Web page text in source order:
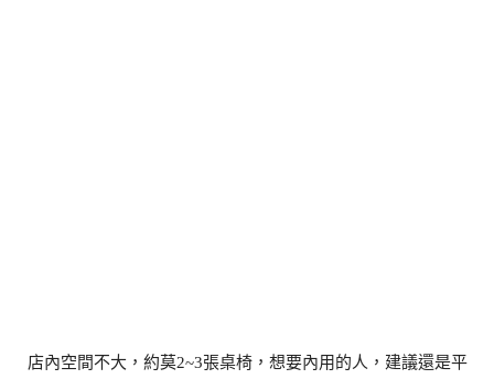
店內空間不大，約莫2~3張桌椅，想要內用的人，建議還是平